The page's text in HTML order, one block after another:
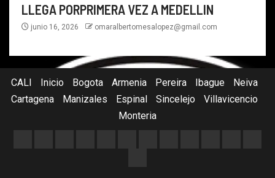
LLEGA PORPRIMERA VEZ A MEDELLIN
junio 16, 2026 omaralbertomesalopez@gmail.com
CALI Inicio Bogota Armenia Pereira Ibague
Neiva
Cartagena
Manizales Espinal Sincelejo
Villavicencio
Monteria